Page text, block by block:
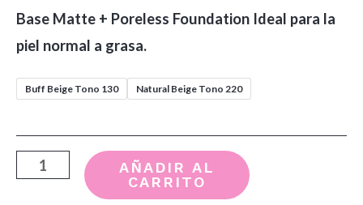
Base Matte + Poreless Foundation Ideal para la
piel normal a grasa.
Buff Beige Tono 130 Natural Beige Tono 220
Base
AÑADIR AL
CARRITO